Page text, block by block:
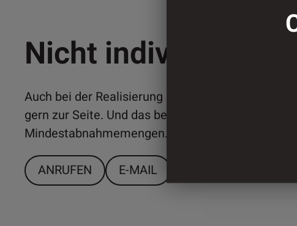
Nicht individuell
Auch bei der Realisierung individueller Lösungen
gern zur Seite. Und das bereits ab relativ geringen
Mindestabnahmemengen. Sprechen Sie uns an.
ANRUFEN E-MAIL